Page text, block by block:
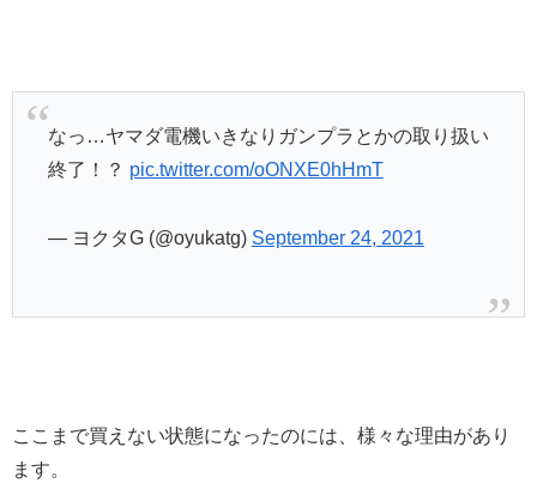
なっ…ヤマダ電機いきなりガンプラとかの取り扱い
終了！？ pic.twitter.com/oONXE0hHmT
— ヨクタG (@oyukatg) September 24, 2021
ここまで買えない状態になったのには、様々な理由があり
ます。